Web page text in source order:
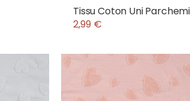
Tissu Coton Uni
2,99 €